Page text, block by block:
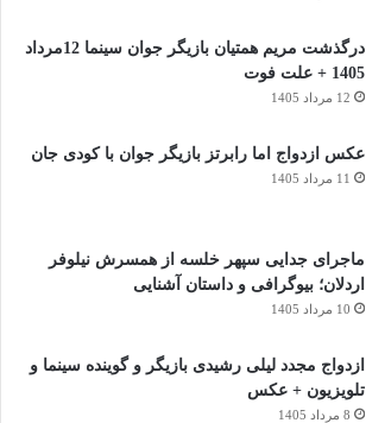
درگذشت مریم همتیان بازیگر جوان سینما 12مرداد
1405 + علت فوت
12 مرداد 1405
عکس ازدواج اما رابرتز بازیگر جوان با کودی جان
11 مرداد 1405
ماجرای جدایی سپهر خلسه از همسرش نیلوفر
اردلان؛ بیوگرافی و داستان آشنایی
10 مرداد 1405
ازدواج مجدد لیلی رشیدی بازیگر و گوینده سینما و
تلویزیون + عکس
8 مرداد 1405